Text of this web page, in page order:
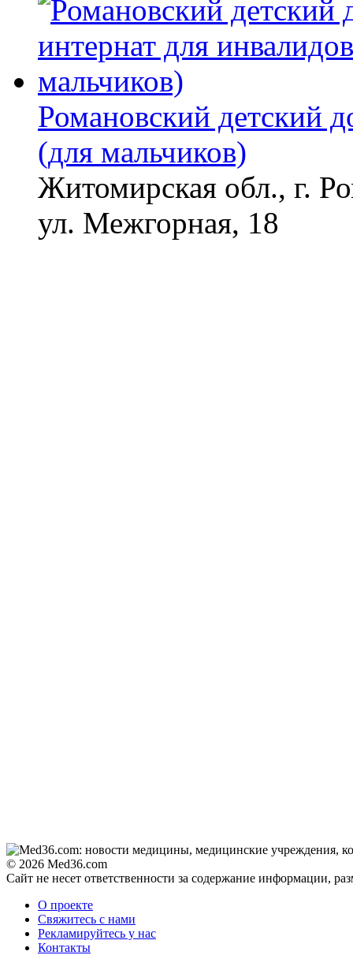
Романовский детский
(для мальчиков)
Житомирская обл., г.
ул. Межгорная, 18
© 2026 Med36.com
Сайт не несет ответственности за содержание информации,
О проекте
Свяжитесь с нами
Рекламируйтесь у нас
Контакты